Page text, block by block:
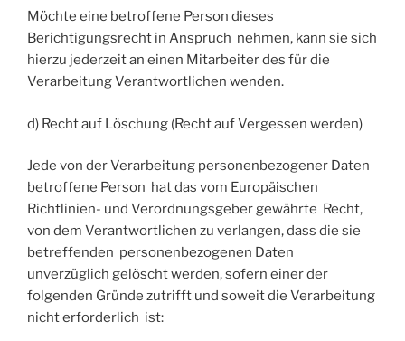
Möchte eine betroffene Person dieses
Berichtigungsrecht in Anspruch nehmen, kann sie sich
hierzu jederzeit an einen Mitarbeiter des für die
Verarbeitung Verantwortlichen wenden.
d) Recht auf Löschung (Recht auf Vergessen werden)
Jede von der Verarbeitung personenbezogener Daten
betroffene Person hat das vom Europäischen
Richtlinien- und Verordnungsgeber gewährte Recht,
von dem Verantwortlichen zu verlangen, dass die sie
betreffenden personenbezogenen Daten
unverzüglich gelöscht werden, sofern einer der
folgenden Gründe zutrifft und soweit die Verarbeitung
nicht erforderlich ist: